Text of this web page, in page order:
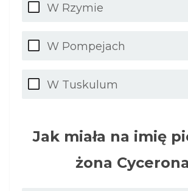
W Rzymie
W Pompejach
W Tuskulum
Jak miała na imię
żona